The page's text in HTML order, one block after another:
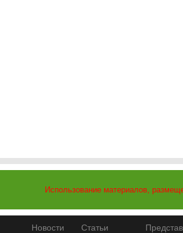
Использование материалов,
Новости Статьи